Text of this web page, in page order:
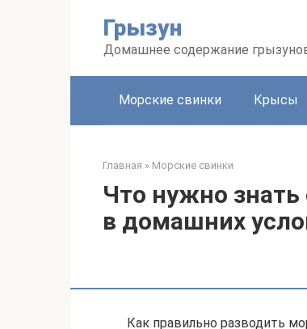
Грызун
Домашнее содержание
Морские свинки Крысы
Главная » Морские свинки
Что нужно
в домашних
Как правильно разводить